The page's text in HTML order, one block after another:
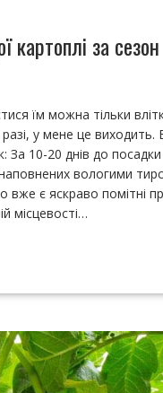
за сезон
їм можна тільки
разі, у мене це
10-20 днів до
вологими
є яскраво помітні
місцевості…